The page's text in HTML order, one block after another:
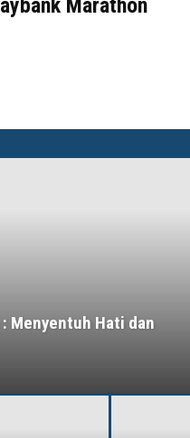
Menyentuh Hati dan